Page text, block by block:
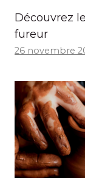
Découvrez
fureur
26 novembre